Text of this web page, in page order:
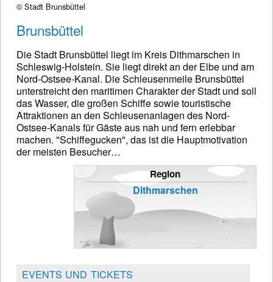
© Stadt Brunsbüttel
Brunsbüttel
Die Stadt Brunsbüttel liegt im Kreis Dithmarschen in
Schleswig-Holstein. Sie liegt direkt an der Elbe und am
Nord-Ostsee-Kanal. Die Schleusenmeile Brunsbüttel
unterstreicht den maritimen Charakter der Stadt und soll
das Wasser, die großen Schiffe sowie touristische
Attraktionen an den Schleusenanlagen des Nord-
Ostsee-Kanals für Gäste aus nah und fern erlebbar
machen. "Schiffegucken", das ist die Hauptmotivation
der meisten Besucher…
Region
Dithmarschen
EVENTS UND TICKETS